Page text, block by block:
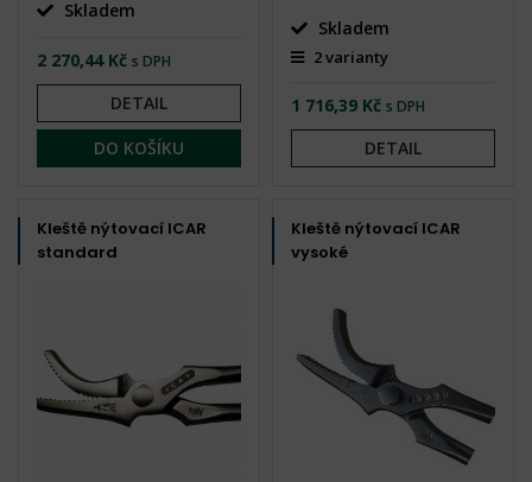
Skladem
2 270,44 Kč s DPH
DETAIL
DO KOŠÍKU
Skladem
2 varianty
1 716,39 Kč s DPH
DETAIL
Kleště nýtovací ICAR
standard
Kleště nýtovací ICAR
vysoké